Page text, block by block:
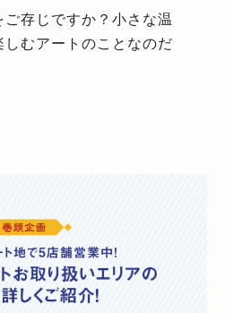
ご存じですか？小さな温
むアートのことなのだ